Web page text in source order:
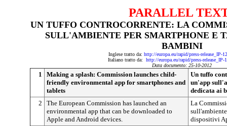
PARALLEL
UN TUFFO CONTROCORRENTE: LA
SULL'AMBIENTE PER SMARTPHONE E
BAMBINI
Inglese tratto da: http://europa.eu/rapid/press-release_IP-
Italiano tratto da: http://europa.eu/rapid/press-
Data documento: 25-10-2012
1
Making a splash: Commission launches child-
friendly environmental app for smartphones and
tablets
Un tuffo
un'app
dedicata ai
2
The European Commission has launched an
environmental app that can be downloaded to
Apple and Android devices.
La
sull'ambiente
dispositivi